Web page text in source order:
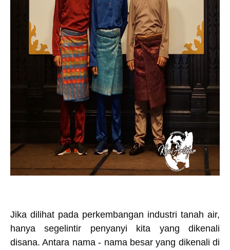
Jika dilihat pada perkembangan industri tanah air,
hanya segelintir penyanyi kita yang dikenali
disana. Antara nama - nama besar yang dikenali di